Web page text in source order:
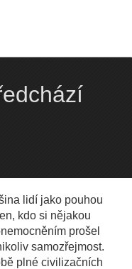
lidí jako pouhou
kdo si nějakou
prošel
samozřejmost.
plné civilizačních